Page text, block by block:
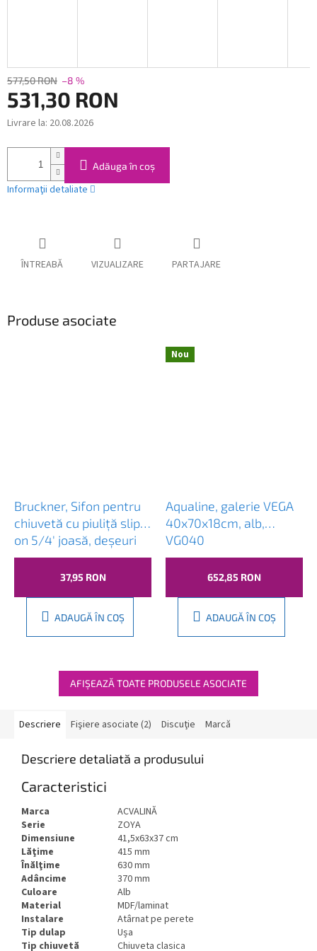
577,50 RON –8 %
531,30 RON
Evaluare
Livrare la: 20.08.2026
Adăuga în coş
Informaţii detaliate
ÎNTREABĂ VIZUALIZARE PARTAJARE
Produse asociate
Bruckner, Sifon pentru
chiuvetă cu piuliță slip-
on 5/4' joasă, deșeuri
40 mm, plastic,
151.125.037,95 RON
ADAUGĂ ÎN COŞ
Nou
Aqualine, galerie VEGA
40x70x18cm, alb,
VG040
652,85 RON
ADAUGĂ ÎN COŞ
AFIŞEAZĂ TOATE PRODUSELE ASOCIATE
Descriere Fişiere asociate (2) Discuţie Marcă
Descriere detaliată a produsului
Caracteristici
Marca
ACVALINĂ
Serie
ZOYA
Dimensiune
41,5x63x37 cm
Lăţime
415 mm
Înălţime
630 mm
Adâncime
370 mm
Culoare
Alb
Material
MDF/laminat
Instalare
Atârnat pe perete
Tip dulap
Ușa
Tip chiuvetă
Chiuveta clasica